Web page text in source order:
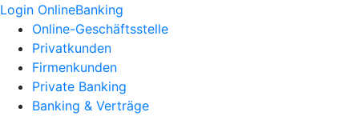
Login OnlineBanking
Online-Geschäftsstelle
Privatkunden
Firmenkunden
Private Banking
Banking & Verträge